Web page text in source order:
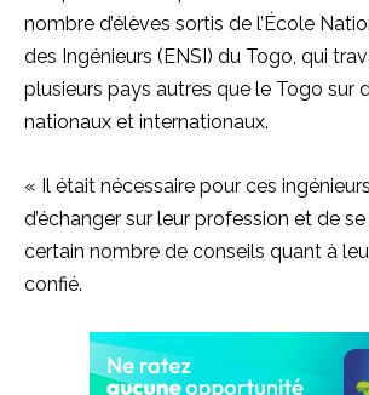
nombre d’élèves sortis de l’École
des Ingénieurs (ENSI) du Togo, qui
plusieurs pays autres que le Togo sur
nationaux et internationaux.
« Il était nécessaire pour ces
d’échanger sur leur profession et de
certain nombre de conseils quant à
confié.